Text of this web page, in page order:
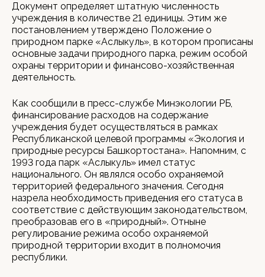
Документ определяет штатную численность
учреждения в количестве 21 единицы. Этим же
постановлением утверждено Положение о
природном парке «Аслыкуль», в котором прописаны
основные задачи природного парка, режим особой
охраны территории и финансово-хозяйственная
деятельность.
Как сообщили в пресс-службе Минэкологии РБ,
финансирование расходов на содержание
учреждения будет осуществляться в рамках
Республиканской целевой программы «Экология и
природные ресурсы Башкортостана». Напомним, с
1993 года парк «Аслыкуль» имел статус
национального. Он являлся особо охраняемой
территорией федерального значения. Сегодня
назрела необходимость приведения его статуса в
соответствие с действующим законодательством,
преобразовав его в «природный». Отныне
регулирование режима особо охраняемой
природной территории входит в полномочия
республики.